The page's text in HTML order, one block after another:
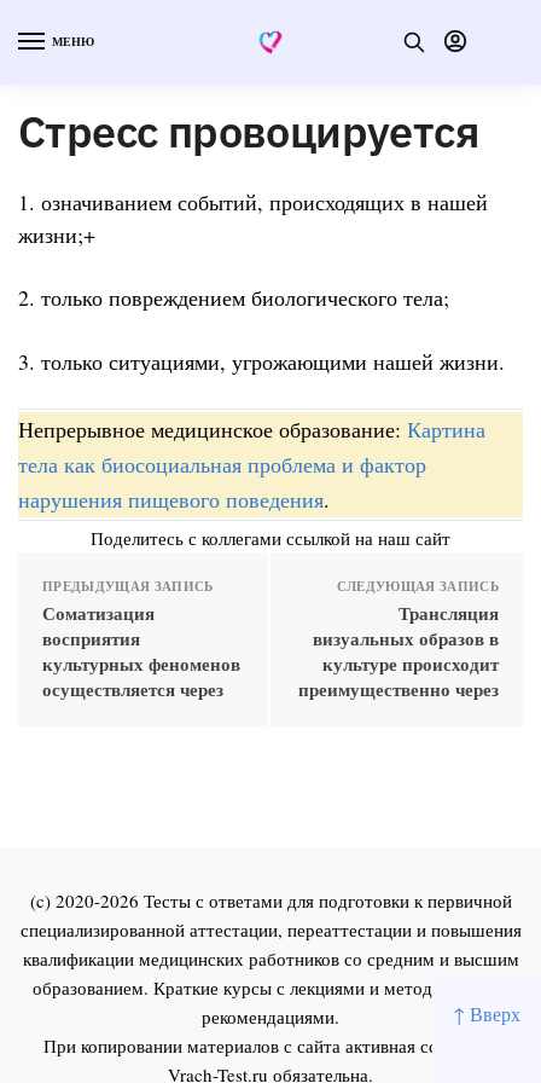
↑ Вверх
МЕНЮ
Стресс провоцируется
1. означиванием событий, происходящих в нашей
жизни;+
2. только повреждением биологического тела;
3. только ситуациями, угрожающими нашей жизни.
Непрерывное медицинское образование: Картина
тела как биосоциальная проблема и фактор
нарушения пищевого поведения.
Поделитесь с коллегами ссылкой на наш сайт
ПРЕДЫДУЩАЯ ЗАПИСЬ
Соматизация
восприятия
культурных феноменов
осуществляется через
СЛЕДУЮЩАЯ ЗАПИСЬ
Трансляция
визуальных образов в
культуре происходит
преимущественно через
(c) 2020-2026 Тесты с ответами для подготовки к первичной
специализированной аттестации, переаттестации и повышения
квалификации медицинских работников со средним и высшим
образованием. Краткие курсы с лекциями и методическими
рекомендациями.
При копировании материалов с сайта активная ссылка на
Vrach-Test.ru обязательна.